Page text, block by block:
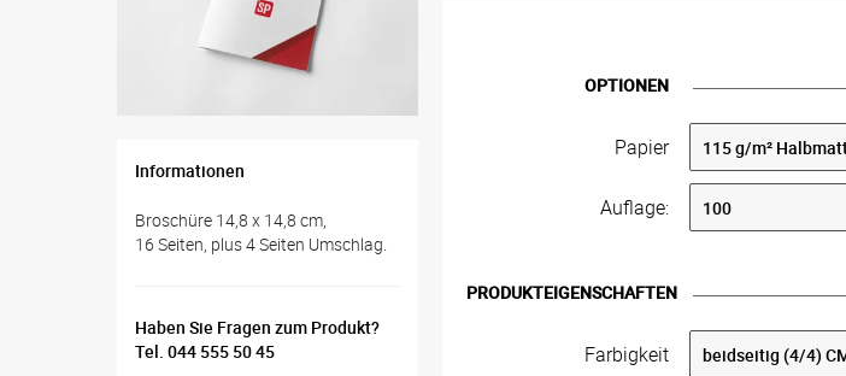
Informationen
Broschüre 14,8 x 14,8 cm,
16 Seiten, plus 4 Seiten Umschlag.
Haben Sie Fragen zum Produkt?
Tel. 044 555 50 45
OPTIONEN
Papier
Auflage:
PRODUKTEIGENSCHAFTEN
Farbigkeit